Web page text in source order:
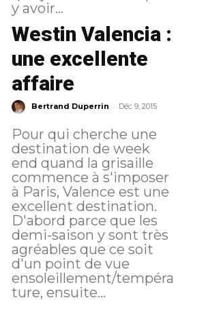
y avoir...
Westin Valencia :
une excellente
affaire
Bertrand Duperrin - Déc 9, 2015
Pour qui cherche une
destination de week
end quand la grisaille
commence à s'imposer
à Paris, Valence est une
excellent destination.
D'abord parce que les
demi-saison y sont très
agréables que ce soit
d'un point de vue
ensoleillement/tempéra
ture, ensuite...